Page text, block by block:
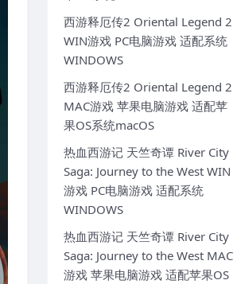
西游释厄传2 Oriental Legend 2
WIN游戏 PC电脑游戏 适配系统
WINDOWS
西游释厄传2 Oriental Legend 2
MAC游戏 苹果电脑游戏 适配苹
果OS系统macOS
热血西游记 天竺奇谭 River City
Saga: Journey to the West WIN
游戏 PC电脑游戏 适配系统
WINDOWS
热血西游记 天竺奇谭 River City
Saga: Journey to the West MAC
游戏 苹果电脑游戏 适配苹果OS